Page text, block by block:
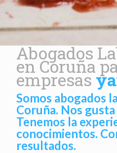
Abogados
en Coruña
empresasya
Somos abogados
Coruña. Nos
Tenemos la
conocimientos.
resultados.